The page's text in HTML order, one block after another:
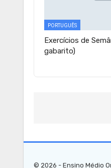
PORTUGUÊS
Exercícios de
gabarito)
© 2026 - Ensino Médio